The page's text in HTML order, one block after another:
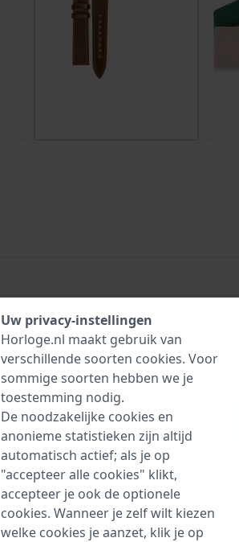
In Winkelwagen
Uw privacy-instellingen
Horloge.nl maakt gebruik van
verschillende soorten cookies. Voor
sommige soorten hebben we je
toestemming nodig.
De noodzakelijke cookies en
anonieme statistieken zijn altijd
automatisch actief; als je op
"accepteer alle cookies" klikt,
accepteer je ook de optionele
cookies. Wanneer je zelf wilt kiezen
welke cookies je aanzet, klik je op